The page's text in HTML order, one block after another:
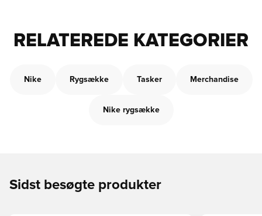
RELATEREDE KATEGORIER
Nike Rygsække Tasker Merchandise
Nike rygsække
Sidst besøgte produkter